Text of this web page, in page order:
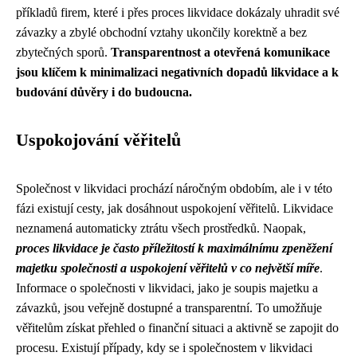
příkladů firem, které i přes proces likvidace dokázaly uhradit své
závazky a zbylé obchodní vztahy ukončily korektně a bez
zbytečných sporů. Transparentnost a otevřená komunikace
jsou klíčem k minimalizaci negativních dopadů likvidace a k
budování důvěry i do budoucna.
Uspokojování věřitelů
Společnost v likvidaci prochází náročným obdobím, ale i v této
fázi existují cesty, jak dosáhnout uspokojení věřitelů. Likvidace
neznamená automaticky ztrátu všech prostředků. Naopak,
proces likvidace je často příležitostí k maximálnímu zpeněžení
majetku společnosti a uspokojení věřitelů v co největší míře.
Informace o společnosti v likvidaci, jako je soupis majetku a
závazků, jsou veřejně dostupné a transparentní. To umožňuje
věřitelům získat přehled o finanční situaci a aktivně se zapojit do
procesu. Existují případy, kdy se i společnostem v likvidaci